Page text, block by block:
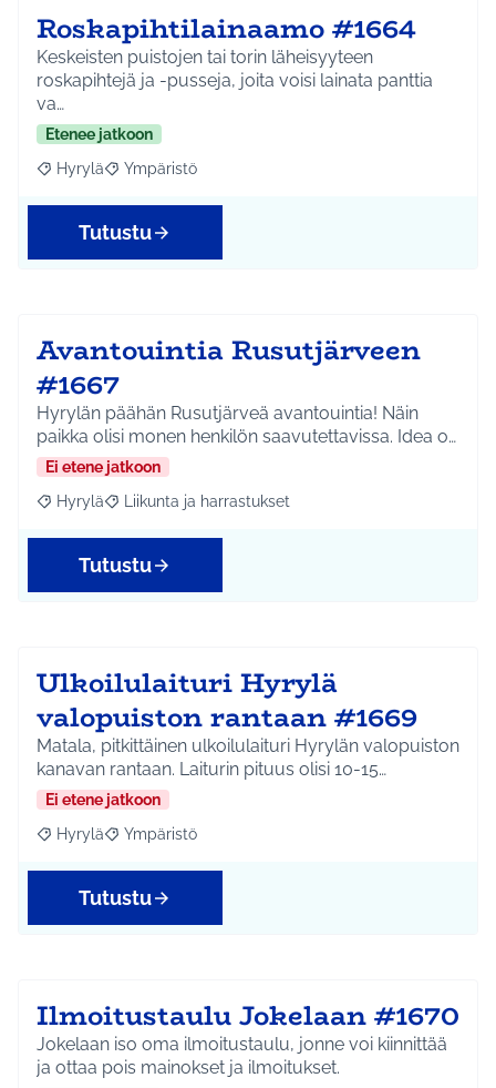
Roskapihtilainaamo #1664
Keskeisten puistojen tai torin läheisyyteen
roskapihtejä ja -pusseja, joita voisi lainata panttia
va…
Etenee jatkoon
Rajaa tulokset aihepiirin mukaan: Hyrylä
Hyrylä Rajaa tulokset teeman mukaan: Ympäristö
Ympäristö
Tutustu
Avantouintia Rusutjärveen
#1667
Hyrylän päähän Rusutjärveä avantouintia! Näin
paikka olisi monen henkilön saavutettavissa. Idea o…
Ei etene jatkoon
Rajaa tulokset aihepiirin mukaan: Hyrylä
Hyrylä Rajaa tulokset teeman mukaan: Liikunta ja
Liikunta ja harrastukset
Tutustu
Ulkoilulaituri Hyrylä
valopuiston rantaan #1669
Matala, pitkittäinen ulkoilulaituri Hyrylän valopuiston
kanavan rantaan. Laiturin pituus olisi 10-15…
Ei etene jatkoon
Rajaa tulokset aihepiirin mukaan: Hyrylä
Hyrylä Rajaa tulokset teeman mukaan: Ympäristö
Ympäristö
Tutustu
Ilmoitustaulu Jokelaan #1670
Jokelaan iso oma ilmoitustaulu, jonne voi kiinnittää
ja ottaa pois mainokset ja ilmoitukset.